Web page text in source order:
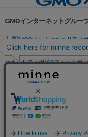
GMOインターネットグルー
世界初総合ネットセキュリティ
パスワード漏洩診断
Webサ
セキュリティ相談AIチャットボ
実在証明・盗聴対策
サイバー攻撃対策（GMO Flatt
セキュリティ事業の軌跡